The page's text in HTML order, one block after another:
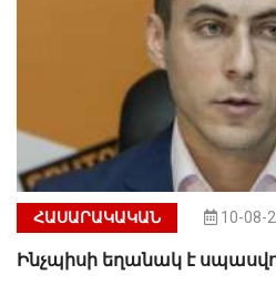
ՀԱՍԱՐԱԿԱԿԱՆ 10-08-
Ինչպիսի եղանակ է